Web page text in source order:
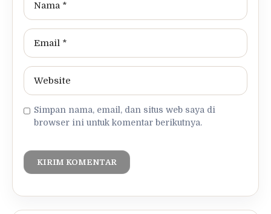
Simpan nama, email, dan situs web saya di
browser ini untuk komentar berikutnya.